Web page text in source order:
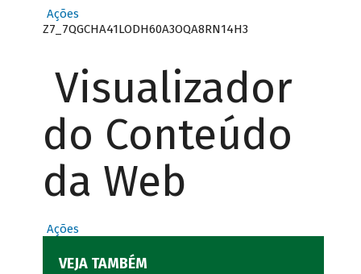
Ações
Z7_7QGCHA41LODH60A3OQA8RN14H3
Visualizador
do Conteúdo
da Web
Ações
VEJA TAMBÉM